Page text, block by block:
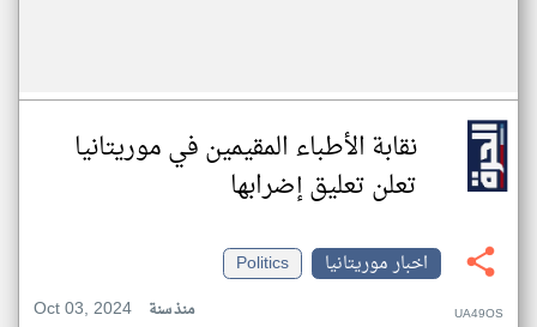
نقابة الأطباء المقيمين في موريتانيا
تعلن تعليق إضرابها
اخبار موريتانيا
Politics
Oct 03, 2024
منذ سنة UA49OS